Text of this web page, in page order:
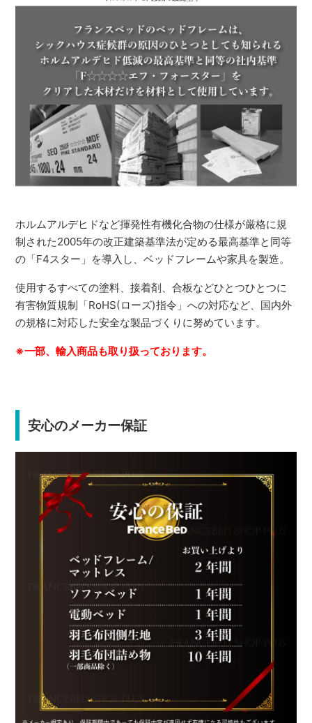
ホルムアルデヒドなど揮発性有機化合物の仕様が厳格に規
制された2005年の改正建築基準法が定める最高基準と同等
の「F4スター」を導入し、ベッドフレームや家具を製造。
使用するすべての塗料、接着剤、合板などひとつひとつに
有害物質規制「RoHS(ローズ)指令」への対応など、国内外
の規格に対応した安全な製品づくりに努めています。
※一部、輸入商品も取り扱っております。
安心のメーカー保証